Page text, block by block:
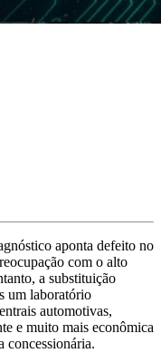
aponta defeito no
com o alto
a substituição
um laboratório
automotivas,
e muito mais econômica
concessionária.